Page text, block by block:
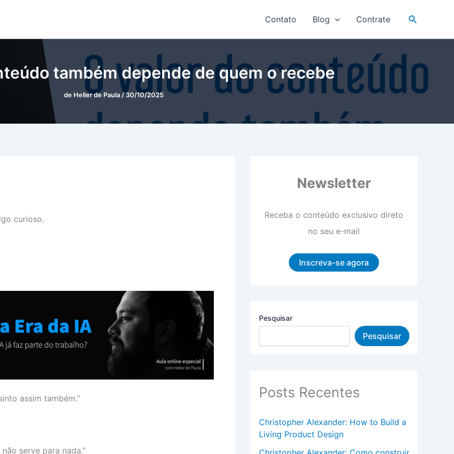
Contato Blog Contrate Pesquisar
também depende de quem o recebe
de Heller de Paula /30/10/2025
curioso.
assim também.”
serve para nada.”
Newsletter
Receba o conteúdo exclusivo direto
no seu e-mail
Inscreva-se agora
Pesquisar
Pesquisar
Posts Recentes
Christopher Alexander: How to Build a
Living Product Design